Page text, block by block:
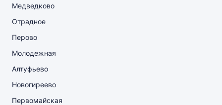
Медведково
Отрадное
Перово
Молодежная
Алтуфьево
Новогиреево
Первомайская